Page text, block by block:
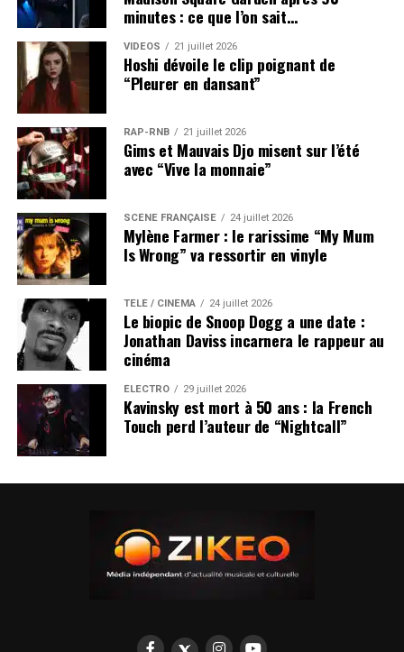
minutes : ce que l’on sait…
VIDEOS 21 juillet 2026
Hoshi dévoile le clip poignant de
“Pleurer en dansant”
RAP-RNB 21 juillet 2026
Gims et Mauvais Djo misent sur l’été
avec “Vive la monnaie”
SCÈNE FRANÇAISE 24 juillet 2026
Mylène Farmer : le rarissime “My Mum
Is Wrong” va ressortir en vinyle
TÉLÉ / CINÉMA 24 juillet 2026
Le biopic de Snoop Dogg a une date :
Jonathan Daviss incarnera le rappeur au
cinéma
ÉLECTRO 29 juillet 2026
Kavinsky est mort à 50 ans : la French
Touch perd l’auteur de “Nightcall”